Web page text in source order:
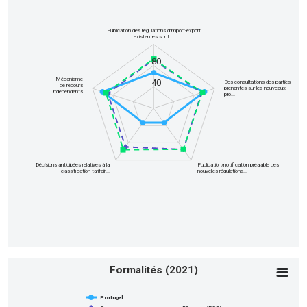
40
80
Publication des régulations d'import-export
existantes sur I...
Des consultations des parties
prenantes sur les nouveaux
pro...
Publication/notification préalable des
nouvelles régulations...
Décisions anticipées relatives à la
classification tarifair...
Mécanisme
de recours
indépendants
Formalités (2021)Formalités (2021)
Portugal